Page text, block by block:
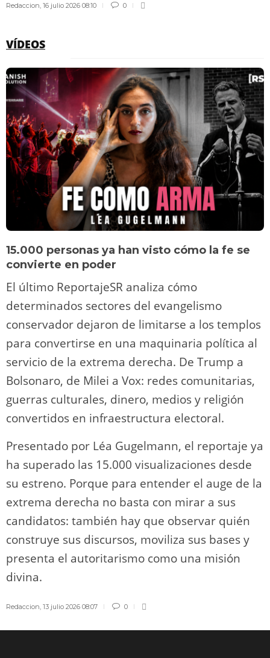
Redaccion 16 julio 2026 08:10 0
VÍDEOS
15.000 personas ya han visto cómo la fe se
convierte en poder
El último ReportajeSR analiza cómo
determinados sectores del evangelismo
conservador dejaron de limitarse a los templos
para convertirse en una maquinaria política al
servicio de la extrema derecha. De Trump a
Bolsonaro, de Milei a Vox: redes comunitarias,
guerras culturales, dinero, medios y religión
convertidos en infraestructura electoral.
Presentado por Léa Gugelmann, el reportaje ya
ha superado las 15.000 visualizaciones desde
su estreno. Porque para entender el auge de la
extrema derecha no basta con mirar a sus
candidatos: también hay que observar quién
construye sus discursos, moviliza sus bases y
presenta el autoritarismo como una misión
divina.
Redaccion 13 julio 2026 08:07 0